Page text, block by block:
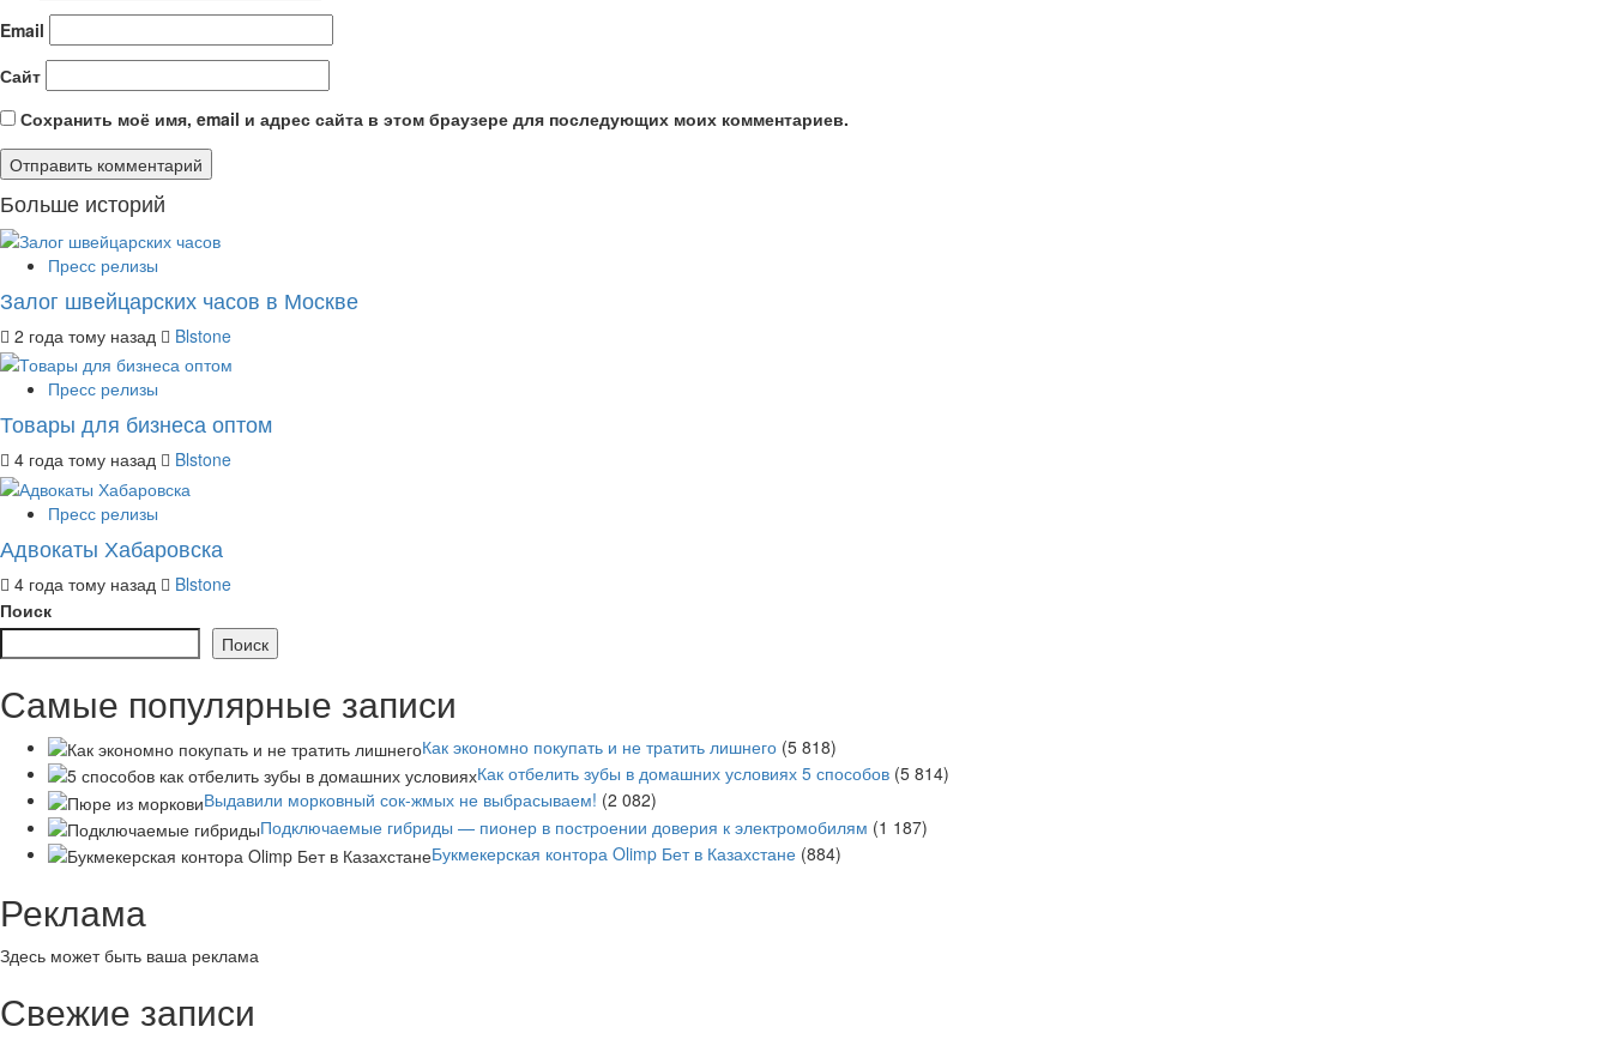
Email
Сайт
Сохранить моё имя, email и адрес сайта в этом браузере для последующих моих комментариев.
Больше историй
Пресс релизы
Залог швейцарских часов в Москве
2 года тому назад Blstone
Пресс релизы
Товары для бизнеса оптом
4 года тому назад Blstone
Пресс релизы
Адвокаты Хабаровска
4 года тому назад
Blstone
Поиск
Поиск
Самые популярные записи
Как экономно покупать и не тратить лишнего (5 818)
Как отбелить зубы в домашних условиях 5 способов (5 814)
Выдавили морковный сок-жмых не выбрасываем! (2 082)
Подключаемые гибриды — пионер в построении доверия к электромобилям (1 187)
Букмекерская контора Olimp Бет в Казахстане (884)
Реклама
Здесь может быть ваша реклама
Свежие записи